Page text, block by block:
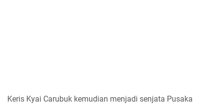
Keris Kyai Carubuk kemudian menjadi senjata Pusaka